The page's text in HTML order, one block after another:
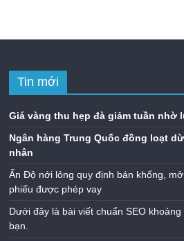
Tin mới
Giá vàng thu hẹp đà giảm tuần nhờ
Ngân hàng Trung Quốc đồng loạt
nhân
Ấn Độ nới lỏng quy định bán khống,
phiếu được phép vay
Dưới đây là bài viết chuẩn SEO
bạn.